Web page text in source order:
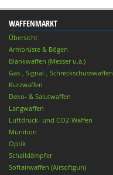
WAFFENMARKT
Übersicht
Armbrüste & Bögen
Blankwaffen (Messer u.ä.)
Gas-, Signal-, Schreckschusswaffen
Kurzwaffen
Deko- & Salutwaffen
Langwaffen
Luftdruck- und CO2-Waffen
Munition
Optik
Schalldämpfer
Softairwaffen (Airsoftgun)